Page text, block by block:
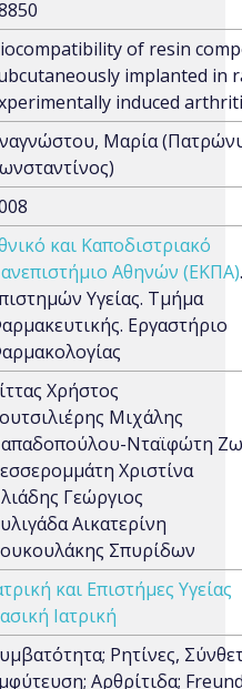
of resin
implanted in
induced
Μαρία
και Καποδιστριακό
Αθηνών (ΕΚΠΑ)
Υγείας. Τμήμα
Εργαστήριο
Χρήστος
Μιχάλης
Νταϊφώτη
Χριστίνα
Γεώργιος
Αικατερίνη
Σπυρίδων
και Επιστήμες Υγείας
Ιατρική
Ρητίνες,
Αρθρίτιδα;